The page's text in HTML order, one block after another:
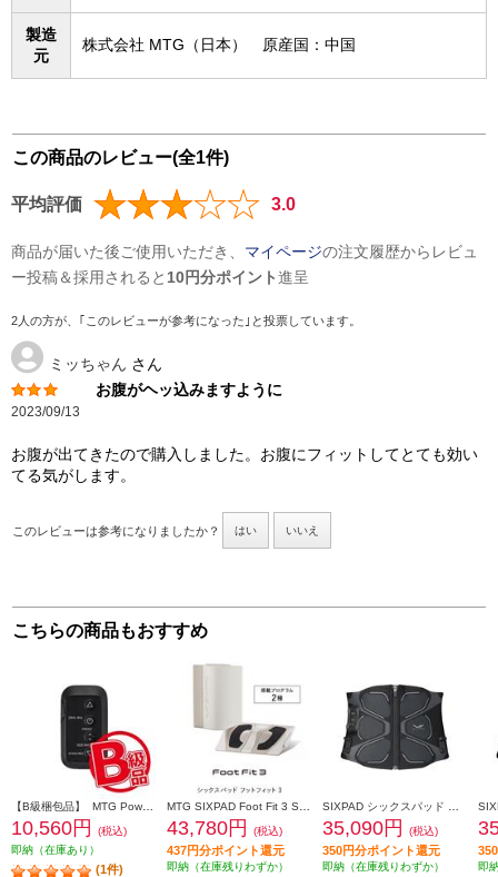
製造
元
株式会社 MTG（日本） 原産国：中国
この商品のレビュー(全1件)
平均評価 3.0
商品が届いた後ご使用いただき、 マイページの注文履歴からレビュ
ー投稿＆採用されると 10円分ポイント進呈
2人の方が、｢このレビューが参考になった｣と投票しています。
ミッちゃん さん
お腹がヘッ込みますように
2023/09/13
お腹が出てきたので購入しました。お腹にフィットしてとても効い
てる気がします。
このレビューは参考になりましたか？ はい いいえ
こちらの商品もおすすめ
10,560円
(税込)
即納（在庫あり）
(1件)
43,780円 (税込)
437円分ポイント還元
即納（在庫残りわずか）
35,090円 (税込)
350円分ポイント還元
即納（在庫残りわずか） 即